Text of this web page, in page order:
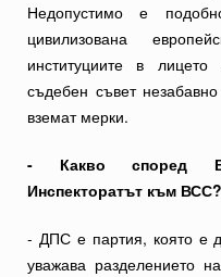
Недопустимо е
цивилизована
институциите в
съдебен съвет
вземат мерки.
- Какво според
Инспекторатът към ВСС?
- ДПС е партия, която е
уважава разделението